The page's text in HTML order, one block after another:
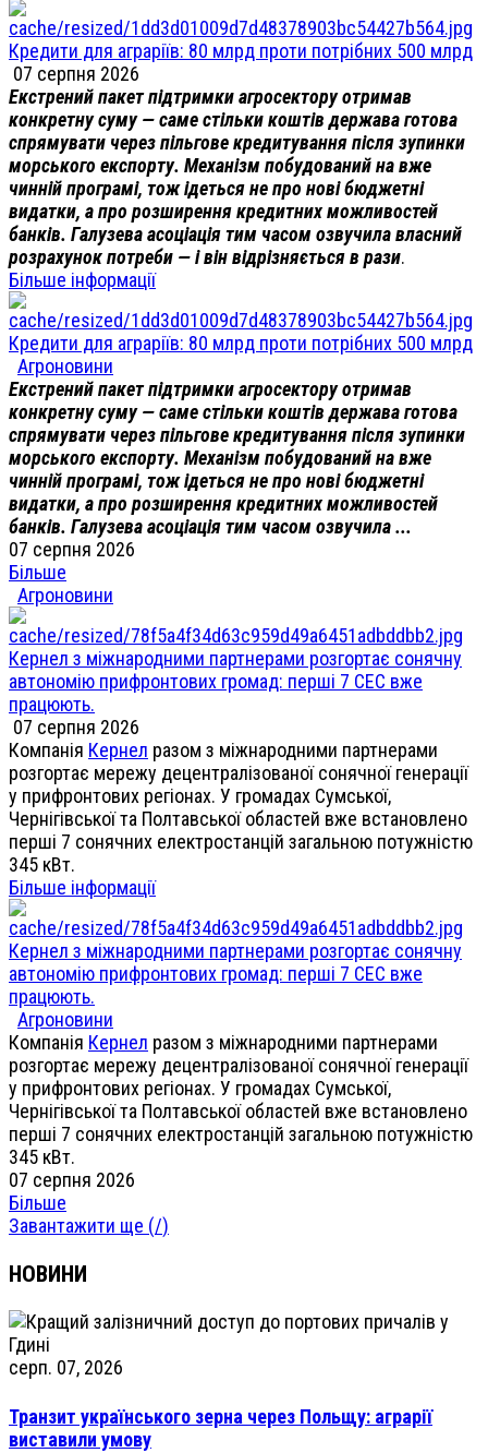
Кредити для аграріїв: 80 млрд проти потрібних 500 млрд
07 серпня 2026
Екстрений пакет підтримки агросектору отримав
конкретну суму — саме стільки коштів держава готова
спрямувати через пільгове кредитування після зупинки
морського експорту. Механізм побудований на вже
чинній програмі, тож ідеться не про нові бюджетні
видатки, а про розширення кредитних можливостей
банків. Галузева асоціація тим часом озвучила власний
розрахунок потреби — і він відрізняється в рази.
Більше інформації
Кредити для аграріїв: 80 млрд проти потрібних 500 млрд
Агроновини
Екстрений пакет підтримки агросектору отримав
конкретну суму — саме стільки коштів держава готова
спрямувати через пільгове кредитування після зупинки
морського експорту. Механізм побудований на вже
чинній програмі, тож ідеться не про нові бюджетні
видатки, а про розширення кредитних можливостей
банків. Галузева асоціація тим часом озвучила ...
07 серпня 2026
Більше
Агроновини
Кернел з міжнародними партнерами розгортає сонячну
автономію прифронтових громад: перші 7 СЕС вже
працюють.
07 серпня 2026
Компанія Кернел разом з міжнародними партнерами
розгортає мережу децентралізованої сонячної генерації
у прифронтових регіонах. У громадах Сумської,
Чернігівської та Полтавської областей вже встановлено
перші 7 сонячних електростанцій загальною потужністю
345 кВт.
Більше інформації
Кернел з міжнародними партнерами розгортає сонячну
автономію прифронтових громад: перші 7 СЕС вже
працюють.
Агроновини
Компанія Кернел разом з міжнародними партнерами
розгортає мережу децентралізованої сонячної генерації
у прифронтових регіонах. У громадах Сумської,
Чернігівської та Полтавської областей вже встановлено
перші 7 сонячних електростанцій загальною потужністю
345 кВт.
07 серпня 2026
Більше
Завантажити ще (/)
НОВИНИ
серп. 07, 2026
Транзит українського зерна через Польщу: аграрії
виставили умову